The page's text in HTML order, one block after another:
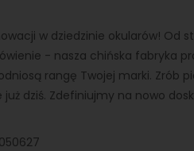
w dziedzinie okularów! Od
- nasza chińska fabryka
rangę Twojej marki. Zrób
dziś. Zdefiniujmy na nowo